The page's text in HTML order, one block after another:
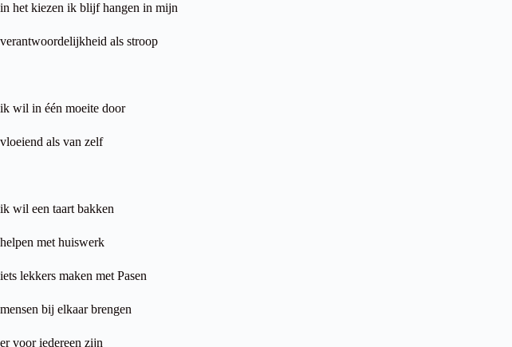
in het kiezen ik blijf hangen in mijn
verantwoordelijkheid als stroop
ik wil in één moeite door
vloeiend als van zelf
ik wil een taart bakken
helpen met huiswerk
iets lekkers maken met Pasen
mensen bij elkaar brengen
er voor iedereen zijn